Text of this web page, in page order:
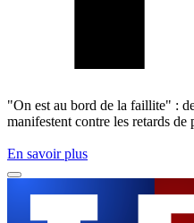
"On est au bord de la faillite" :
manifestent contre les retards
En savoir plus